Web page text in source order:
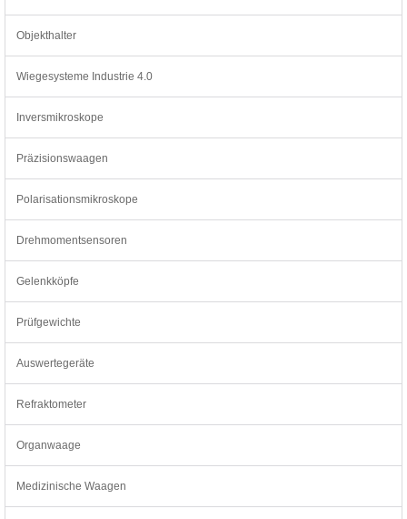
Objekthalter
Wiegesysteme Industrie 4.0
Inversmikroskope
Präzisionswaagen
Polarisationsmikroskope
Drehmomentsensoren
Gelenkköpfe
Prüfgewichte
Auswertegeräte
Refraktometer
Organwaage
Medizinische Waagen